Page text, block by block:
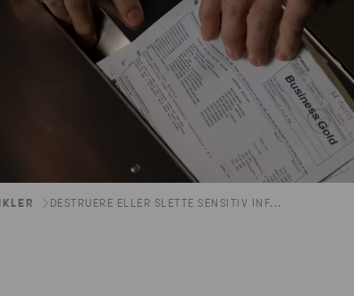
DESTRUERE ELLER SLETTE SENSITIV INF...